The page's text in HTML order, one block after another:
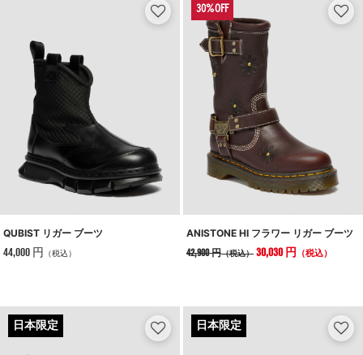
QUBIST リガー ブーツ
44,000 円 （税込）
ANISTONE HI フラワー リガー ブーツ
42,900 円（税込） 30,030 円 （税込）